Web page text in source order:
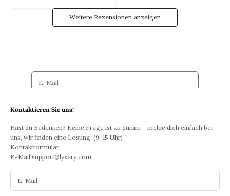
Weitere Rezensionen anzeigen
DIE LUXUSFAMILIE
E-post
Kontaktieren Sie uns!
Hast du Bedenken? Keine Frage ist zu dumm – melde dich einfach bei
uns, wir finden eine Lösung! (9–15 Uhr)
Kontaktformular
E-Mail:support@lyxery.com